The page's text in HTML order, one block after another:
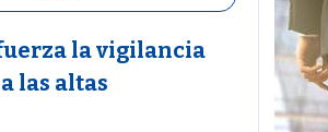
la vigilancia
las altas